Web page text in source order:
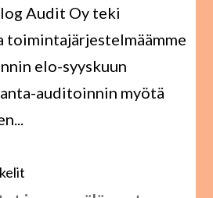
Audit Oy teki
toimintajärjestelmäämme
elo-syyskuun
auditoinnin myötä